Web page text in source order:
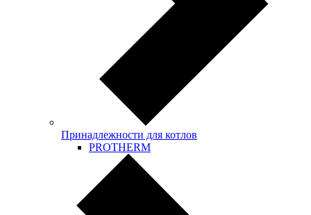
Принадлежности для котлов
PROTHERM